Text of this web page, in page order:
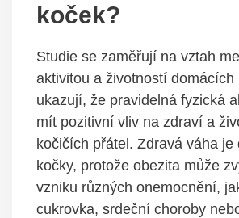
koček?
Studie se zaměřují na vztah
aktivitou a životností domácích
ukazují, že pravidelná fyzická
mít pozitivní vliv na zdraví a
kočičích přátel. Zdravá váha je
kočky, protože obezita může
vzniku různých onemocnění,
cukrovka, srdeční choroby